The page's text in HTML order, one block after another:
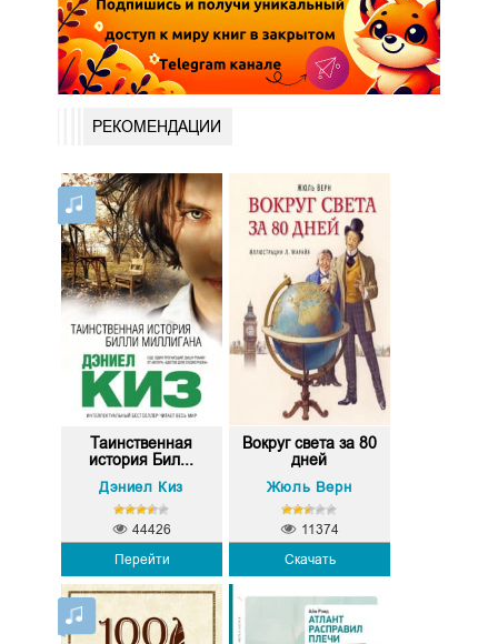
РЕКОМЕНДАЦИИ
Таинственная
история Бил...
Дэниел Киз
Перейти
44426
Вокруг света за 80
дней
Жюль Верн
Скачать
11374